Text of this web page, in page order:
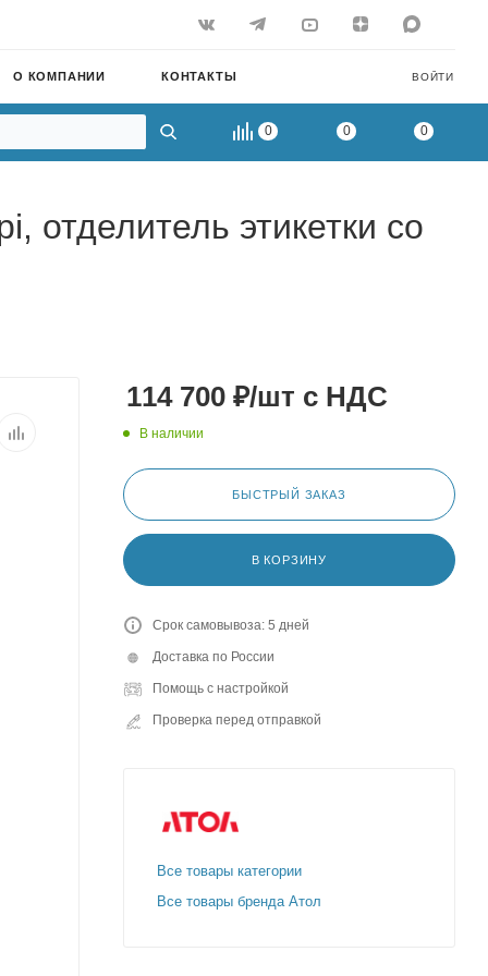
ВОЙТИ
О КОМПАНИИ КОНТАКТЫ
0 0 0
отделитель этикетки со
114 700 ₽/шт с НДС
В наличии
БЫСТРЫЙ ЗАКАЗ
В КОРЗИНУ
Срок самовывоза: 5 дней
Доставка по России
Помощь с настройкой
Проверка перед отправкой
Все товары категории
Все товары бренда Атол